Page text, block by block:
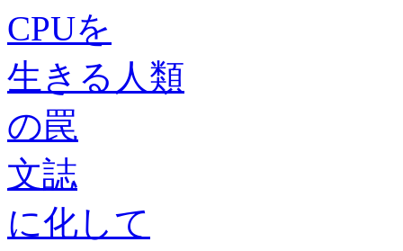
CPUを
生きる人類
の罠
文誌
に化して